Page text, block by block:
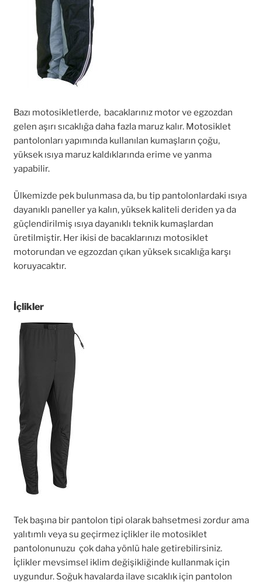
Bazı motosikletlerde, bacaklarınız motor ve egzozdan
gelen aşırı sıcaklığa daha fazla maruz kalır. Motosiklet
pantolonları yapımında kullanılan kumaşların çoğu,
yüksek ısıya maruz kaldıklarında erime ve yanma
yapabilir.
Ülkemizde pek bulunmasa da, bu tip pantolonlardaki ısıya
dayanıklı paneller ya kalın, yüksek kaliteli deriden ya da
güçlendirilmiş ısıya dayanıklı teknik kumaşlardan
üretilmiştir. Her ikisi de bacaklarınızı motosiklet
motorundan ve egzozdan çıkan yüksek sıcaklığa karşı
koruyacaktır.
İçlikler
Tek başına bir pantolon tipi olarak bahsetmesi zordur ama
yalıtımlı veya su geçirmez içlikler ile motosiklet
pantolonunuzu çok daha yönlü hale getirebilirsiniz.
İçlikler mevsimsel iklim değişikliğinde kullanmak için
uygundur. Soğuk havalarda ilave sıcaklık için pantolon